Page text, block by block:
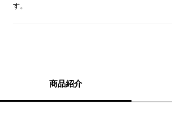
す。
商品紹介